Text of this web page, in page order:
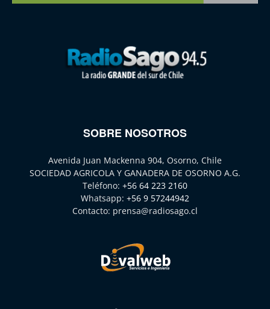
SOBRE NOSOTROS
Avenida Juan Mackenna 904, Osorno, Chile
SOCIEDAD AGRICOLA Y GANADERA DE OSORNO A.G.
Teléfono: +56 64 223 2160
Whatsapp: +56 9 57244942
Contacto: prensa@radiosago.cl